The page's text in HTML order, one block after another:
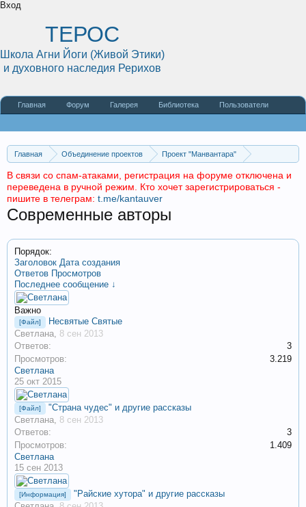
Вход
Главная Объединение проектов
Проект "Манвантара"
В связи со спам-атаками, регистрация на форуме отключена и
переведена в ручной режим. Кто хочет зарегистрироваться -
пишите в телеграм: t.me/kantauver
Современные авторы
Порядок:
Заголовок Дата создания
Ответов Просмотров
Последнее сообщение ↓
Важно
[Файл]
Несвятые Святые
Светлана, 8 сен 2013
Ответов:
3
Просмотров:
3.219
Светлана
25 окт 2015
[Файл]
"Страна чудес" и другие рассказы
Светлана, 8 сен 2013
Ответов:
3
Просмотров:
1.409
Светлана
15 сен 2013
[Информация]
"Райские хутора" и другие рассказы
ТЕРОС
Школа Агни Йоги (Живой Этики)
и духовного наследия Рерихов
Главная Форум Галерея Библиотека Пользователи